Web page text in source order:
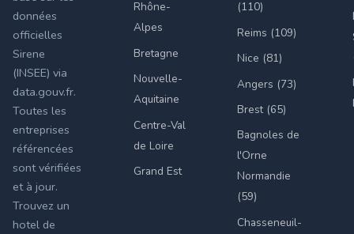
données
officielles
Sirene
(INSEE) via
data.gouv.fr.
Toutes les
entreprises
référencées
sont vérifiées
et à jour.
Trouvez un
hotel de
Rhône-
Alpes
Bretagne
Nouvelle-
Aquitaine
Centre-Val
de Loire
Grand Est
(110)
Reims (109)
Nice (81)
Angers (73)
Brest (65)
Bagnoles de
l'Orne
Normandie
(59)
Chasseneuil-